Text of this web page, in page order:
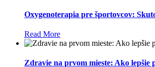
Oxygenoterapia pre športovcov:
Read More
Zdravie na prvom mieste: Ako lepšie